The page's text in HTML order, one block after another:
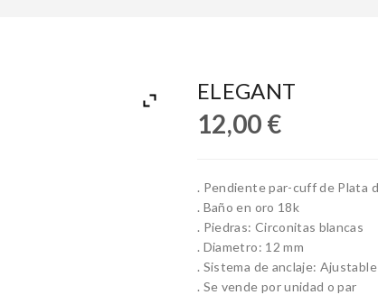
ELEGANT
12,00 €
. Pendiente par-cuff de Plata
. Baño en oro 18k
. Piedras: Circonitas blancas
. Diametro: 12 mm
. Sistema de anclaje:
. Se vende por unidad o par